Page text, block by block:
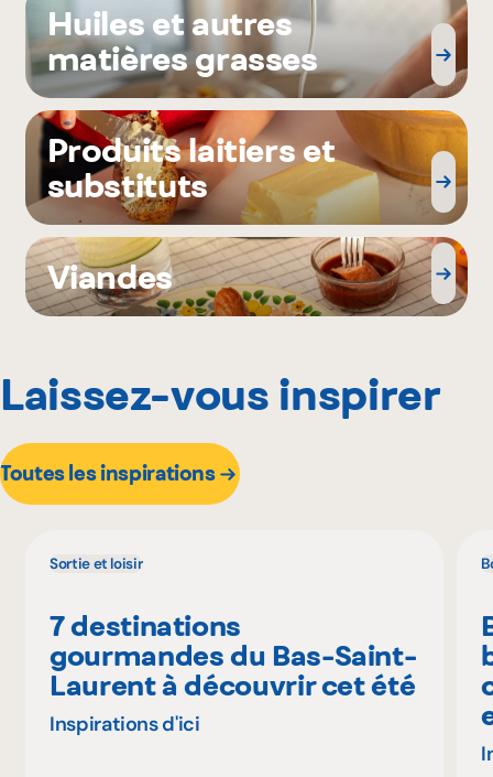
Huiles et autres
matières grasses
Produits laitiers et
substituts
Viandes
Laissez-vous inspirer
Toutes les inspirations
Sortie et loisir
7 destinations
gourmandes du Bas-Saint-
Laurent à découvrir cet été
Inspirations d'ici